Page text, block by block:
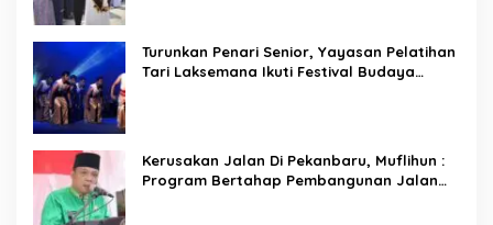
Turunkan Penari Senior, Yayasan Pelatihan
Tari Laksemana Ikuti Festival Budaya
Kerusakan Jalan Di Pekanbaru, Muflihun :
Program Bertahap Pembangunan Jalan